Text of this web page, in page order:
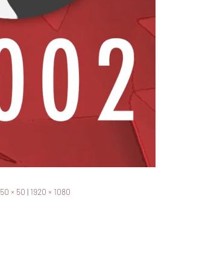
50 × 50 | 1920 × 1080